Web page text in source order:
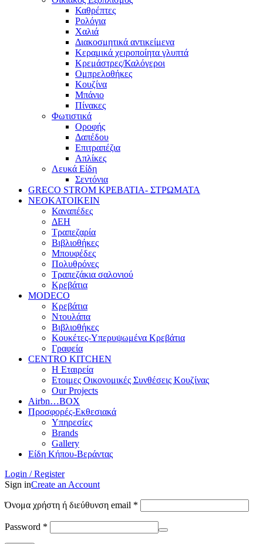
Καθρέπτες
Ρολόγια
Χαλιά
Διακοσμητικά αντικείμενα
Κεραμικά χειροποίητα γλυπτά
Κρεμάστρες/Καλόγεροι
Ομπρελοθήκες
Κουζίνα
Μπάνιο
Πίνακες
Φωτιστικά
Οροφής
Δαπέδου
Επιτραπέζια
Απλίκες
Λευκά Είδη
Σεντόνια
GRECO STROM ΚΡΕΒΑΤΙΑ- ΣΤΡΩΜΑΤΑ
ΝΕΟΚΑΤΟΙΚΕΙΝ
Καναπέδες
ΔΕΗ
Τραπεζαρία
Βιβλιοθήκες
Μπουφέδες
Πολυθρόνες
Τραπεζάκια σαλονιού
Κρεβάτια
MODECO
Κρεβάτια
Ντουλάπα
Βιβλιοθήκες
Κουκέτες-Υπερυψωμένα Κρεβάτια
Γραφεία
CENTRO KITCHEN
Η Εταιρεία
Ετοιμες Οικονομικές Συνθέσεις Κουζίνας
Our Projects
Airbn…BOX
Προσφορές-Εκθεσιακά
Υπηρεσίες
Brands
Gallery
Είδη Κήπου-Βεράντας
Login / Register
Sign inCreate an Account
Όνομα χρήστη ή διεύθυνση email *
Password *